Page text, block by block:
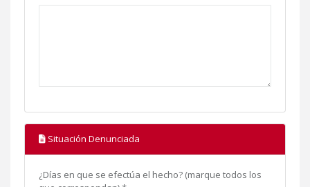
Situación Denunciada
¿Días en que se efectúa el hecho? (marque todos los